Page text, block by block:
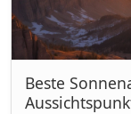
Beste